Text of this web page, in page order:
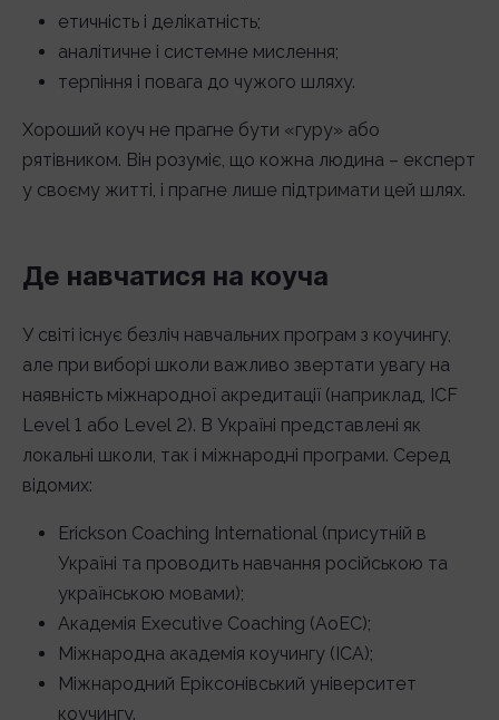
етичність і делікатність;
аналітичне і системне мислення;
терпіння і повага до чужого шляху.
Хороший коуч не прагне бути «гуру» або
рятівником. Він розуміє, що кожна людина – експерт
у своєму житті, і прагне лише підтримати цей шлях.
Де навчатися на коуча
У світі існує безліч навчальних програм з коучингу,
але при виборі школи важливо звертати увагу на
наявність міжнародної акредитації (наприклад, ICF
Level 1 або Level 2). В Україні представлені як
локальні школи, так і міжнародні програми. Серед
відомих:
Erickson Coaching International (присутній в
Україні та проводить навчання російською та
українською мовами);
Академія Executive Coaching (AoEC);
Міжнародна академія коучингу (ICA);
Міжнародний Еріксонівський університет
коучингу.